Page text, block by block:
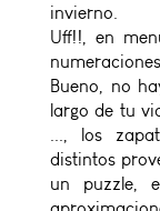
invierno.
Uff!!, en
Bueno, no
largo de tu
..., los
distintos
un puzzle,